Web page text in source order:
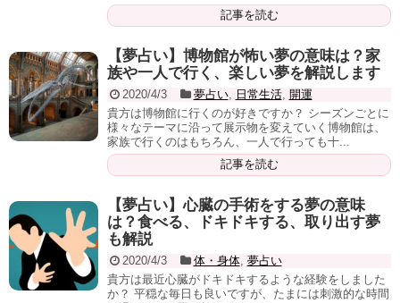
記事を読む
【夢占い】博物館が怖い夢の意味は？家
族や一人で行く、楽しい夢を解説します
2020/4/3 夢占い, 日常生活, 開運
貴方は博物館に行くのが好きですか？ シーズンごとに
様々なテーマに沿って展示物を変えていく博物館は、
家族で行くのはもちろん、一人で行っても十...
記事を読む
【夢占い】心臓の手術をする夢の意味
は？食べる、ドキドキする、取り出す夢
も解説
2020/4/3 体・身体, 夢占い
貴方は最近心臓がドキドキするような経験をしました
か？ 平穏な毎日も良いですが、たまには刺激的な時間